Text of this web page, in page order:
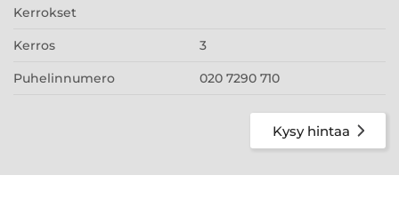
Kerrokset
Kerros 3
Puhelinnumero 020 7290 710
Kysy hintaa